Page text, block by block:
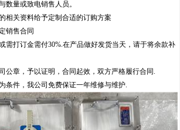
数量或致电销售人员。
相关资料给予定制合适的订购方案
销售合同
需打订金需付30%.在产品做好发货当天，请于将余款补
公章，予以证明，合同起效，双方严格履行合同.
条件，我公司免费保证一年维修与维护.